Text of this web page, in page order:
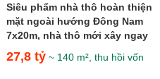
Siêu phẩm nhà thô hoàn thiện
mặt ngoài hướng Đông Nam
7x20m, nhà thô mới xây ngay
khu sầm uất giá 27,8...
27,8 tỷ ~ 140 m², thu hồi vốn